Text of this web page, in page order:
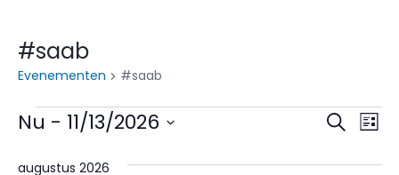
#saab
Evenementen #saab
Evenementen Zoeken
Lijst
Nu - 11/13/2026
een
augustus 2026